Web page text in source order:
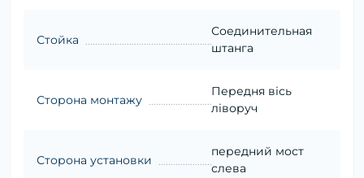
Стойка
Соединительная
штанга
Сторона монтажу
Передня вісь
ліворуч
Сторона установки
передний мост
слева